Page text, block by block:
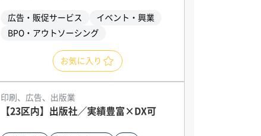
広告・販促サービス
イベント・興業
BPO・アウトソーシング
お気に入り
印刷、広告、出版業
【23区内】出版社／実績豊富×DX可